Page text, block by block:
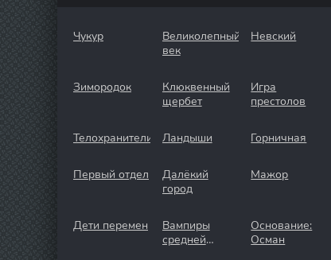
Чукур
Великолепный
век
Невский
Зимородок
Клюквенный
щербет
Игра
престолов
Телохранители Ландыши Горничная
Первый отдел
Далёкий
город
Мажор
Дети перемен
Вампиры
средней
Основание:
Осман